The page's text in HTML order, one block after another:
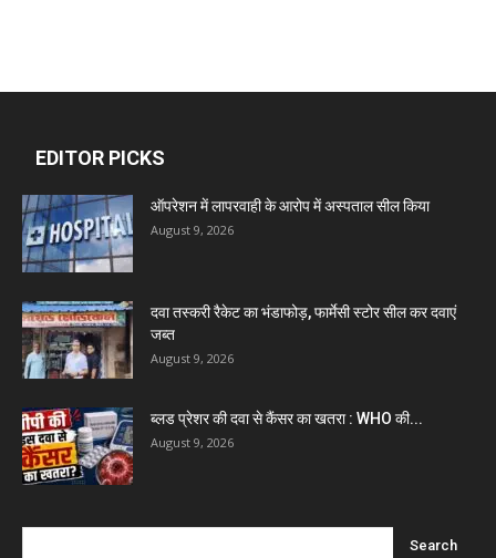
Invision Pharma Limited
Ben Pharmaceuticals
Mcneil & Argus Pharmaceuticals Limited
Nitin Lifesciences Ltd.
EDITOR PICKS
ऑपरेशन में लापरवाही के आरोप में अस्पताल सील किया
August 9, 2026
दवा तस्करी रैकेट का भंडाफोड़, फार्मेसी स्टोर सील कर दवाएं
जब्त
August 9, 2026
ब्लड प्रेशर की दवा से कैंसर का खतरा : WHO की...
August 9, 2026